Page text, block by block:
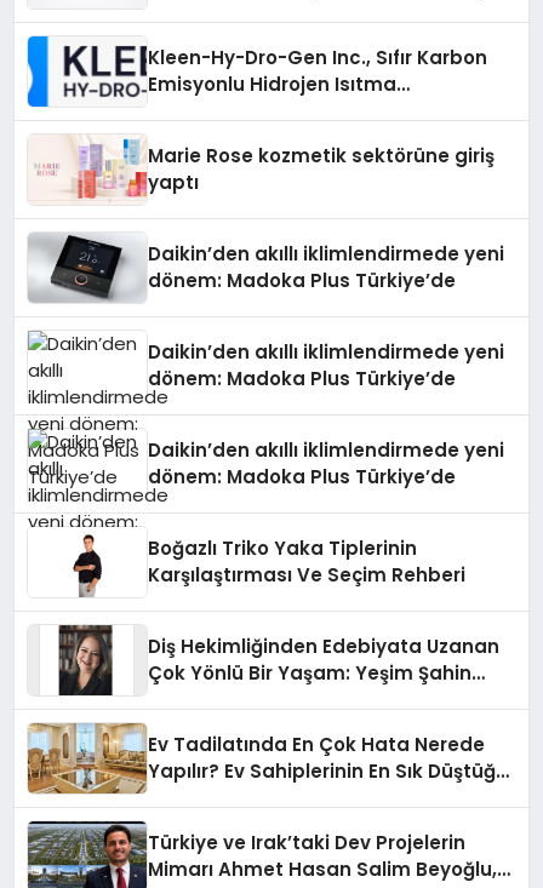
Kleen-Hy-Dro-Gen Inc., Sıfır Karbon
Emisyonlu Hidrojen Isıtma
Marie Rose kozmetik sektörüne giriş
yaptı
Daikin’den akıllı iklimlendirmede yeni
dönem: Madoka Plus Türkiye’de
Daikin’den akıllı iklimlendirmede yeni
dönem: Madoka Plus Türkiye’de
Daikin’den akıllı iklimlendirmede yeni
dönem: Madoka Plus Türkiye’de
Boğazlı Triko Yaka Tiplerinin
Karşılaştırması Ve Seçim Rehberi
Diş Hekimliğinden Edebiyata Uzanan
Çok Yönlü Bir Yaşam: Yeşim Şahin
Ev Tadilatında En Çok Hata Nerede
Yapılır? Ev Sahiplerinin En Sık Düştüğü
Türkiye ve Irak’taki Dev Projelerin
Mimarı Ahmet Hasan Salim Beyoğlu,